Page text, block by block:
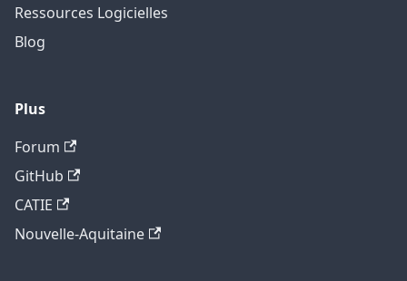
Ressources Logicielles
Blog
Plus
Forum
GitHub
CATIE
Nouvelle-Aquitaine